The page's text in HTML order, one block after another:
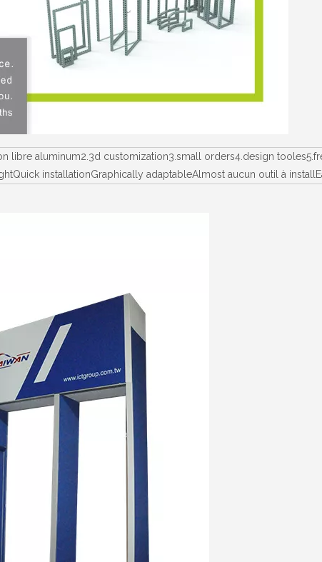
libre aluminum2.3d customization3.small orders4.design
installationGraphically adaptableAlmost aucun outil à